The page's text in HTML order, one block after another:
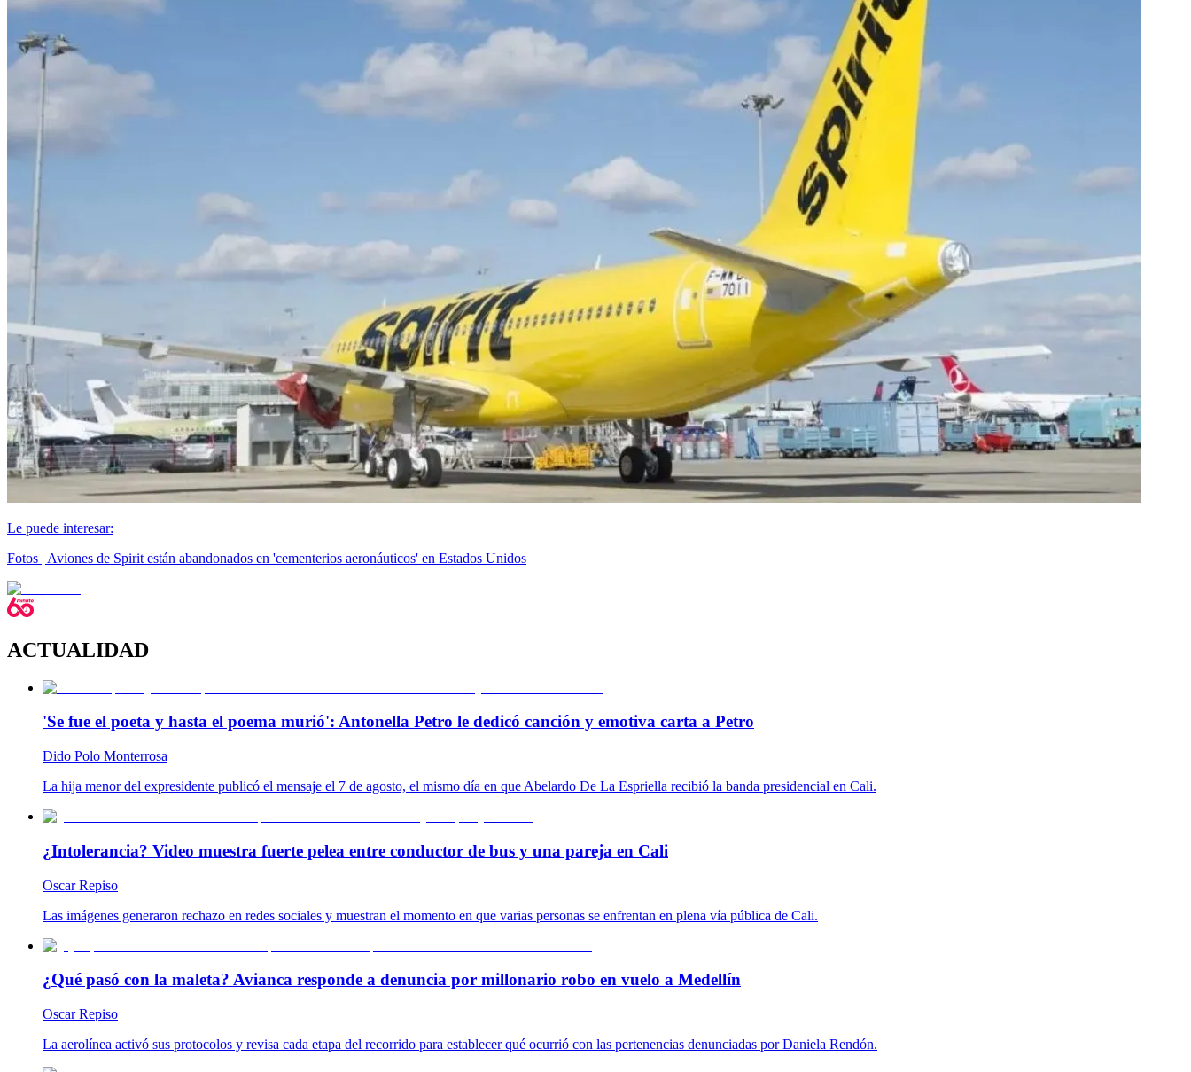
Le puede interesar:
Fotos | Aviones de Spirit están abandonados en 'cementerios aeronáuticos' en Estados Unidos
ACTUALIDAD
'Se fue el poeta y hasta el poema murió': Antonella Petro le dedicó canción y emotiva carta a Petro
Dido Polo Monterrosa
La hija menor del expresidente publicó el mensaje el 7 de agosto, el mismo día en que Abelardo De La Espriella recibió la banda presidencial en Cali.
¿Intolerancia? Video muestra fuerte pelea entre conductor de bus y una pareja en Cali
Oscar Repiso
Las imágenes generaron rechazo en redes sociales y muestran el momento en que varias personas se enfrentan en plena vía pública de Cali.
¿Qué pasó con la maleta? Avianca responde a denuncia por millonario robo en vuelo a Medellín
Oscar Repiso
La aerolínea activó sus protocolos y revisa cada etapa del recorrido para establecer qué ocurrió con las pertenencias denunciadas por Daniela Rendón.